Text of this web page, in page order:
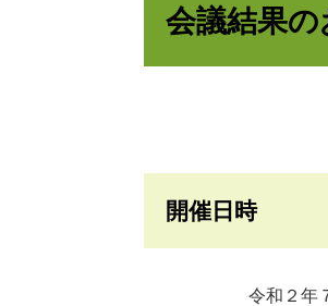
会議結果
開催日時
令和２年７月２